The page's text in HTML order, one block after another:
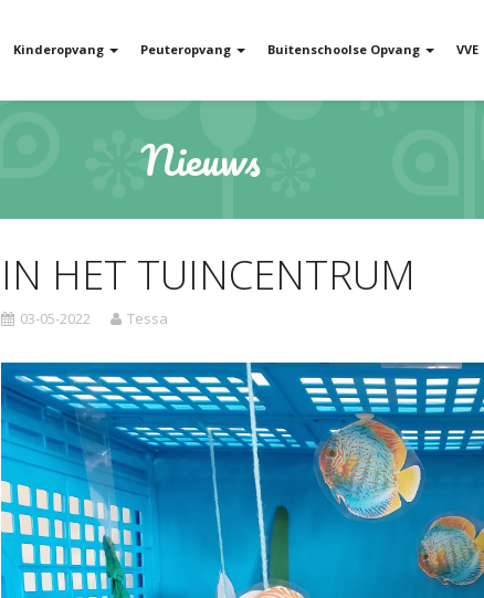
Kinderopvang Peuteropvang Buitenschoolse Opvang VVE
Nieuws
IN HET TUINCENTRUM
03-05-2022 Tessa